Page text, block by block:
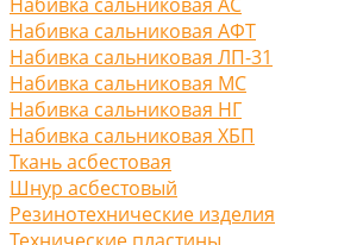
Набивка сальниковая АФТ
Набивка сальниковая ЛП-31
Набивка сальниковая МС
Набивка сальниковая НГ
Набивка сальниковая ХБП
Ткань асбестовая
Шнур асбестовый
Резинотехнические изделия